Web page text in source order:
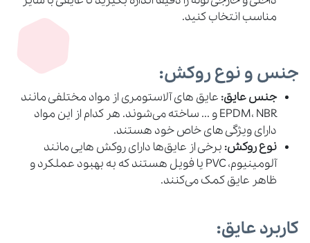
مناسب انتخاب کنید.
جنس و نوع روکش:
جنس عایق:عایق‌ های آلاستومری از مواد مختلفی مانند
EPDM، NBR و ... ساخته می‌شوند. هر کدام از این مواد
دارای ویژگی‌ های خاص خود هستند.
نوع روکش:برخی از عایق‌ها دارای روکش‌ هایی مانند
آلومینیوم، PVC یا فویل هستند که به بهبود عملکرد و
ظاهر عایق کمک می‌کنند.
کاربرد عایق: